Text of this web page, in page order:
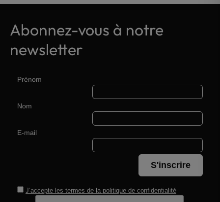
Abonnez-vous à notre
newsletter
Prénom
Nom
E-mail
S'inscrire
J’accepte les termes de la politique de confidentialité